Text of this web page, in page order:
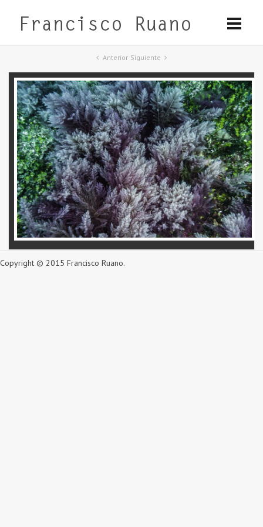
Anterior Siguiente
Copyright © 2015 Francisco Ruano.